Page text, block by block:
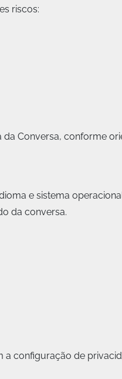
riscos:
Conversa, conforme
e sistema
da conversa.
a configuração de